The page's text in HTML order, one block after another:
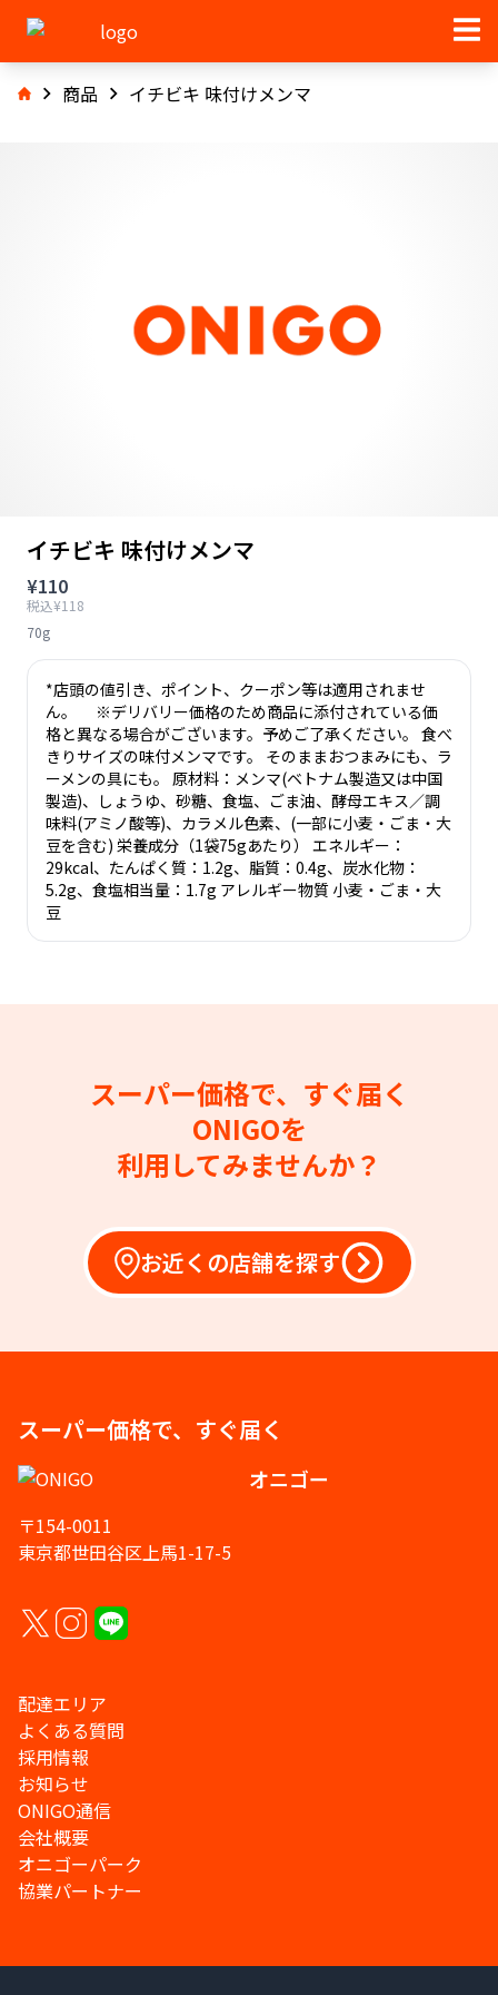
商品 イチビキ 味付けメンマ
イチビキ 味付けメンマ
¥110
税込¥118
70g
*店頭の値引き、ポイント、クーポン等は適用されませ
ん。 ※デリバリー価格のため商品に添付されている価
格と異なる場合がございます。予めご了承ください。 食べ
きりサイズの味付メンマです。 そのままおつまみにも、ラ
ーメンの具にも。 原材料：メンマ(ベトナム製造又は中国
製造)、しょうゆ、砂糖、食塩、ごま油、酵母エキス／調
味料(アミノ酸等)、カラメル色素、(一部に小麦・ごま・大
豆を含む) 栄養成分（1袋75gあたり） エネルギー：
29kcal、たんぱく質：1.2g、脂質：0.4g、炭水化物：
5.2g、食塩相当量：1.7g アレルギー物質 小麦・ごま・大
豆
スーパー価格で、すぐ届く
ONIGOを
利用してみませんか？
お近くの店舗を探す
スーパー価格で、すぐ届く
オニゴー
〒154-0011
東京都世田谷区上馬1-17-5
配達エリア
よくある質問
採用情報
お知らせ
ONIGO通信
会社概要
オニゴーパーク
協業パートナー